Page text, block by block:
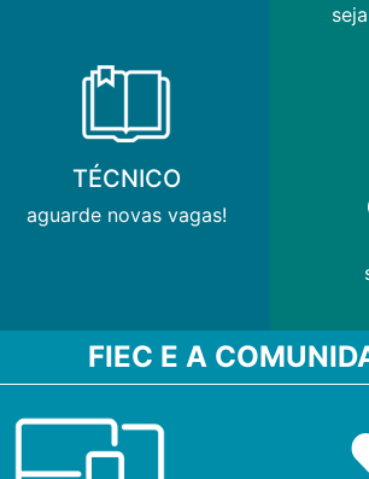
TÉCNICO
aguarde novas vagas!
FIEC E A